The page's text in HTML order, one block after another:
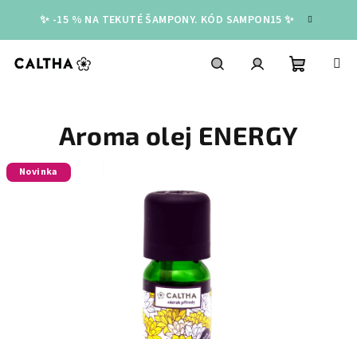
obsah
✨ -15 % NA TEKUTÉ ŠAMPONY. KÓD SAMPON15 ✨
košík
Aroma olej ENERGY
Novinka